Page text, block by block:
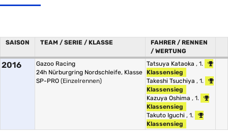
SAISON TEAM / SERIE / KLASSE
FAHRER / RENNEN
/ WERTUNG
2016
Gazoo Racing
24h Nürburgring Nordschleife, Klasse
SP-PRO (Einzelrennen)
Tatsuya Kataoka , 1.
Klassensieg
Takeshi Tsuchiya , 1.
Klassensieg
Kazuya Oshima , 1.
Klassensieg
Takuto Iguchi , 1.
Klassensieg